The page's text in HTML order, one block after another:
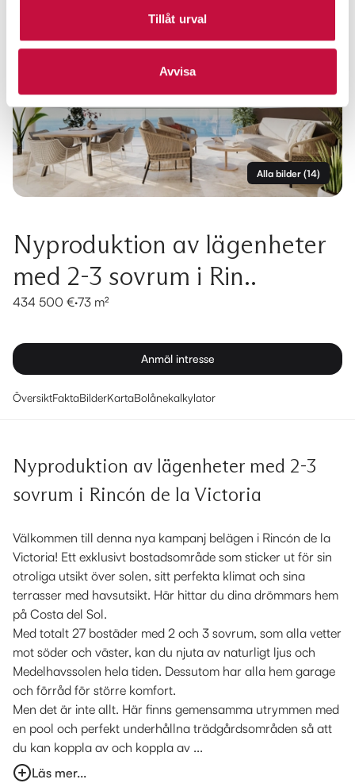
Tillåt urval
Avvisa
Alla bilder (14)
Nyproduktion av lägenheter
med 2-3 sovrum i Rin..
434 500 €·73 m²
Anmäl intresse
ÖversiktFaktaBilderKartaBolånekalkylator
Nyproduktion av lägenheter med 2-3
sovrum i Rincón de la Victoria
Välkommen till denna nya kampanj belägen i Rincón de la
Victoria! Ett exklusivt bostadsområde som sticker ut för sin
otroliga utsikt över solen, sitt perfekta klimat och sina
terrasser med havsutsikt. Här hittar du dina drömmars hem
på Costa del Sol.
Med totalt 27 bostäder med 2 och 3 sovrum, som alla vetter
mot söder och väster, kan du njuta av naturligt ljus och
Medelhavssolen hela tiden. Dessutom har alla hem garage
och förråd för större komfort.
Men det är inte allt. Här finns gemensamma utrymmen med
en pool och perfekt underhållna trädgårdsområden så att
du kan koppla av och koppla av ...
Läs mer...